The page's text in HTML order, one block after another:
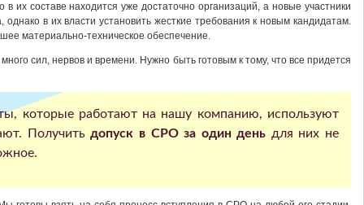
составе находится уже достаточно организаций, а новые участники
в их власти установить жесткие требования к новым кандидатам.
материально-техническое обеспечение.
сил, нервов и времени. Нужно быть готовым к тому, что все придется
которые работают на нашу компанию, используют
Получитьдопуск в СРО за один день для них не